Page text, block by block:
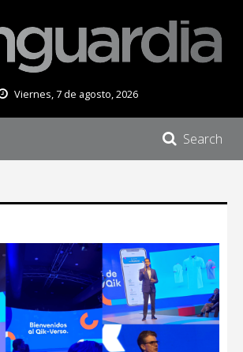
Viernes, 7 de agosto, 2026
Search